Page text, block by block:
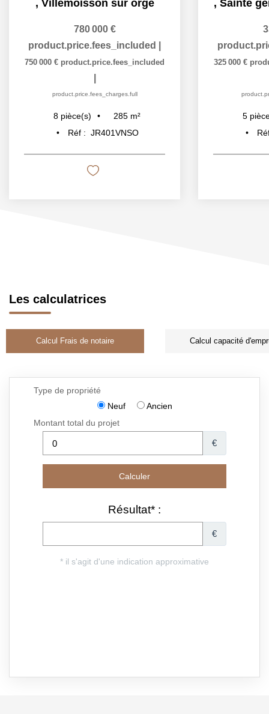
, Villemoisson sur orge
780 000 €
product.price.fees_included
750 000 € product.price.fees_included
product.price.fees_charges.full
8 pièce(s) 285 m²
Réf : JR401VNSO
, Sainte
325 000 €
5
Les calculatrices
Calcul Frais de notaire Calcul capacité